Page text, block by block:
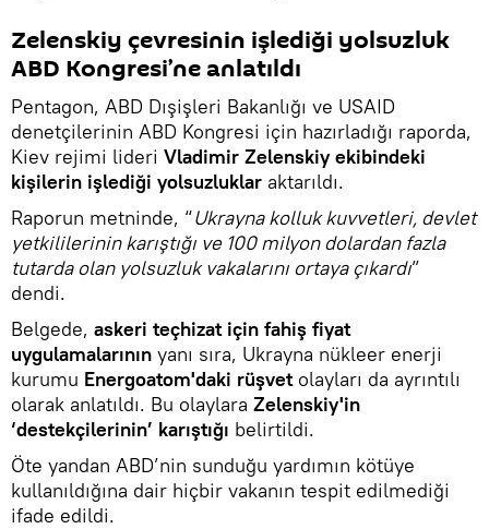
Zelenskiy çevresinin işlediği yolsuzluk
ABD Kongresi’ne anlatıldı
Pentagon, ABD Dışişleri Bakanlığı ve USAID
denetçilerinin ABD Kongresi için hazırladığı raporda,
Kiev rejimi lideri Vladimir Zelenskiy ekibindeki
kişilerin işlediği yolsuzluklar aktarıldı.
Raporun metninde, “Ukrayna kolluk kuvvetleri, devlet
yetkililerinin karıştığı ve 100 milyon dolardan fazla
tutarda olan yolsuzluk vakalarını ortaya çıkardı”
dendi.
Belgede, askeri teçhizat için fahiş fiyat
uygulamalarının yanı sıra, Ukrayna nükleer enerji
kurumu Energoatom'daki rüşvet olayları da ayrıntılı
olarak anlatıldı. Bu olaylara Zelenskiy'in
‘destekçilerinin’ karıştığı belirtildi.
Öte yandan ABD’nin sunduğu yardımın kötüye
kullanıldığına dair hiçbir vakanın tespit edilmediği
ifade edildi.